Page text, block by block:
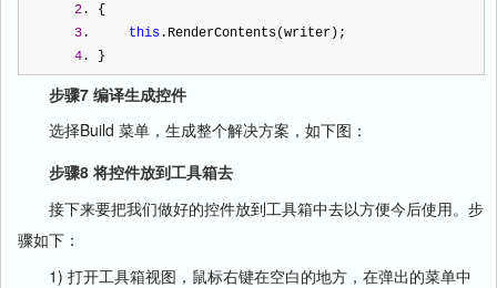
2. {
3. this.RenderContents(writer);
4. }
步骤7 编译生成控件
选择Build 菜单，生成整个解决方案，如下图：
步骤8 将控件放到工具箱去
接下来要把我们做好的控件放到工具箱中去以方便今后使用。步
骤如下：
1) 打开工具箱视图，鼠标右键在空白的地方，在弹出的菜单中